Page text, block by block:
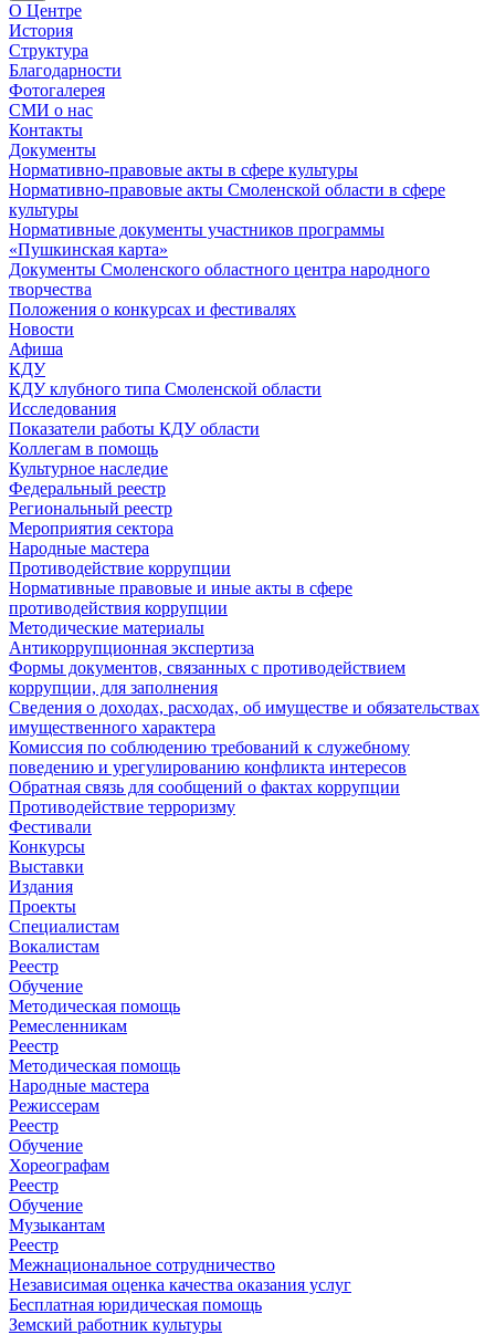
О Центре
История
Структура
Благодарности
Фотогалерея
СМИ о нас
Контакты
Документы
Нормативно-правовые акты в сфере культуры
Нормативно-правовые акты Смоленской области в сфере
культуры
Нормативные документы участников программы
«Пушкинская карта»
Документы Смоленского областного центра народного
творчества
Положения о конкурсах и фестивалях
Новости
Афиша
КДУ
КДУ клубного типа Смоленской области
Исследования
Показатели работы КДУ области
Коллегам в помощь
Культурное наследие
Федеральный реестр
Региональный реестр
Мероприятия сектора
Народные мастера
Противодействие коррупции
Нормативные правовые и иные акты в сфере
противодействия коррупции
Методические материалы
Антикоррупционная экспертиза
Формы документов, связанных с противодействием
коррупции, для заполнения
Сведения о доходах, расходах, об имуществе и обязательствах
имущественного характера
Комиссия по соблюдению требований к служебному
поведению и урегулированию конфликта интересов
Обратная связь для сообщений о фактах коррупции
Противодействие терроризму
Фестивали
Конкурсы
Выставки
Издания
Проекты
Специалистам
Вокалистам
Реестр
Обучение
Методическая помощь
Ремесленникам
Реестр
Методическая помощь
Народные мастера
Режиссерам
Реестр
Обучение
Хореографам
Реестр
Обучение
Музыкантам
Реестр
Межнациональное сотрудничество
Независимая оценка качества оказания услуг
Бесплатная юридическая помощь
Земский работник культуры